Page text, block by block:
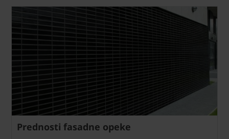
Prednosti fasadne opeke